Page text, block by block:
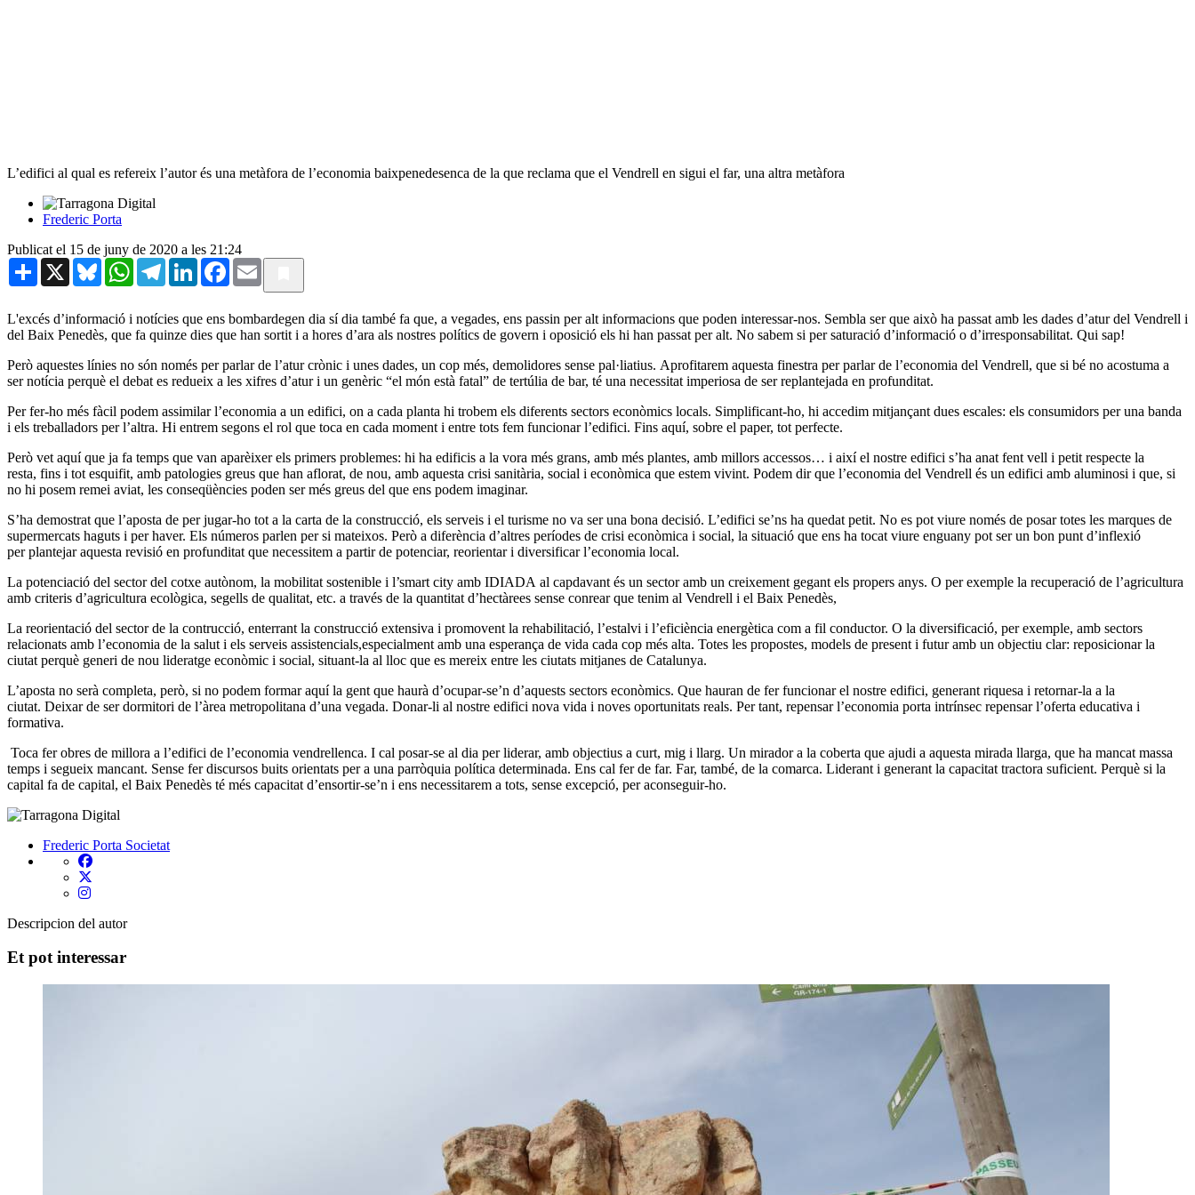
L’edifici al qual es refereix l’autor és una metàfora de l’economia baixpenedesenca de la que reclama que el Vendrell en sigui el far, una altra metàfora
Frederic Porta
Publicat el 15 de juny de 2020 a les 21:24
Share X BlueskyWhatsAppTelegramLinkedInFacebook
Email
L'excés d’informació i notícies que ens bombardegen dia sí dia també fa que, a vegades, ens passin per alt informacions que poden interessar-nos. Sembla ser que això ha passat amb les dades d’atur del Vendrell i
del Baix Penedès, que fa quinze dies que han sortit i a hores d’ara als nostres polítics de govern i oposició els hi han passat per alt. No sabem si per saturació d’informació o d’irresponsabilitat. Qui sap!
Però aquestes línies no són només per parlar de l’atur crònic i unes dades, un cop més, demolidores sense pal·liatius. Aprofitarem aquesta finestra per parlar de l’economia del Vendrell, que si bé no acostuma a
ser notícia perquè el debat es redueix a les xifres d’atur i un genèric “el món està fatal” de tertúlia de bar, té una necessitat imperiosa de ser replantejada en profunditat.
Per fer-ho més fàcil podem assimilar l’economia a un edifici, on a cada planta hi trobem els diferents sectors econòmics locals. Simplificant-ho, hi accedim mitjançant dues escales: els consumidors per una banda
i els treballadors per l’altra. Hi entrem segons el rol que toca en cada moment i entre tots fem funcionar l’edifici. Fins aquí, sobre el paper, tot perfecte.
Però vet aquí que ja fa temps que van aparèixer els primers problemes: hi ha edificis a la vora més grans, amb més plantes, amb millors accessos… i així el nostre edifici s’ha anat fent vell i petit respecte la
resta, fins i tot esquifit, amb patologies greus que han aflorat, de nou, amb aquesta crisi sanitària, social i econòmica que estem vivint. Podem dir que l’economia del Vendrell és un edifici amb aluminosi i que, si
no hi posem remei aviat, les conseqüències poden ser més greus del que ens podem imaginar.
S’ha demostrat que l’aposta de per jugar-ho tot a la carta de la construcció, els serveis i el turisme no va ser una bona decisió. L’edifici se’ns ha quedat petit. No es pot viure només de posar totes les marques de
supermercats haguts i per haver. Els números parlen per si mateixos. Però a diferència d’altres períodes de crisi econòmica i social, la situació que ens ha tocat viure enguany pot ser un bon punt d’inflexió
per plantejar aquesta revisió en profunditat que necessitem a partir de potenciar, reorientar i diversificar l’economia local.
La potenciació del sector del cotxe autònom, la mobilitat sostenible i l’smart city amb IDIADA al capdavant és un sector amb un creixement gegant els propers anys. O per exemple la recuperació de l’agricultura
amb criteris d’agricultura ecològica, segells de qualitat, etc. a través de la quantitat d’hectàrees sense conrear que tenim al Vendrell i el Baix Penedès,
La reorientació del sector de la contrucció, enterrant la construcció extensiva i promovent la rehabilitació, l’estalvi i l’eficiència energètica com a fil conductor. O la diversificació, per exemple, amb sectors
relacionats amb l’economia de la salut i els serveis assistencials,especialment amb una esperança de vida cada cop més alta. Totes les propostes, models de present i futur amb un objectiu clar: reposicionar la
ciutat perquè generi de nou lideratge econòmic i social, situant-la al lloc que es mereix entre les ciutats mitjanes de Catalunya.
L’aposta no serà completa, però, si no podem formar aquí la gent que haurà d’ocupar-se’n d’aquests sectors econòmics. Que hauran de fer funcionar el nostre edifici, generant riquesa i retornar-la a la
ciutat. Deixar de ser dormitori de l’àrea metropolitana d’una vegada. Donar-li al nostre edifici nova vida i noves oportunitats reals. Per tant, repensar l’economia porta intrínsec repensar l’oferta educativa i
formativa.
Toca fer obres de millora a l’edifici de l’economia vendrellenca. I cal posar-se al dia per liderar, amb objectius a curt, mig i llarg. Un mirador a la coberta que ajudi a aquesta mirada llarga, que ha mancat massa
temps i segueix mancant. Sense fer discursos buits orientats per a una parròquia política determinada. Ens cal fer de far. Far, també, de la comarca. Liderant i generant la capacitat tractora suficient. Perquè si la
capital fa de capital, el Baix Penedès té més capacitat d’ensortir-se’n i ens necessitarem a tots, sense excepció, per aconseguir-ho.
Frederic Porta Societat
Descripcion del autor
Et pot interessar